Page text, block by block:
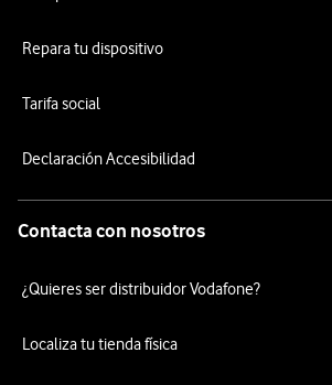
Repara tu dispositivo
Tarifa social
Declaración Accesibilidad
Contacta con nosotros
¿Quieres ser distribuidor Vodafone?
Localiza tu tienda física